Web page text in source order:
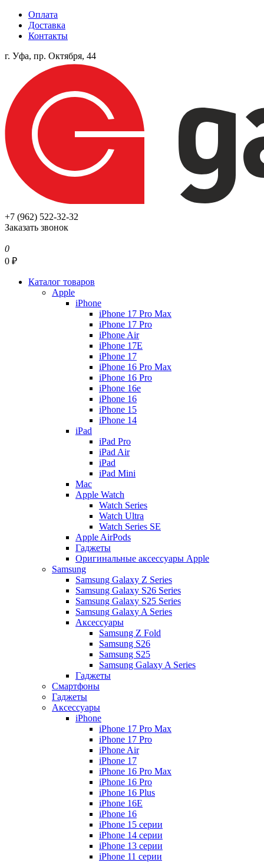
Оплата
Доставка
Контакты
г. Уфа, пр. Октября, 44
+7 (962) 522-32-32
Заказать звонок
0
0 ₽
Каталог товаров
Apple
iPhone
iPhone 17 Pro Max
iPhone 17 Pro
iPhone Air
iPhone 17E
iPhone 17
iPhone 16 Pro Max
iPhone 16 Pro
iPhone 16e
iPhone 16
iPhone 15
iPhone 14
iPad
iPad Pro
iPad Air
iPad
iPad Mini
Mac
Apple Watch
Watch Series
Watch Ultra
Watch Series SE
Apple AirPods
Гаджеты
Оригинальные аксессуары Apple
Samsung
Samsung Galaxy Z Series
Samsung Galaxy S26 Series
Samsung Galaxy S25 Series
Samsung Galaxy A Series
Аксессуары
Samsung Z Fold
Samsung S26
Samsung S25
Samsung Galaxy A Series
Гаджеты
Смартфоны
Гаджеты
Аксессуары
iPhone
iPhone 17 Pro Max
iPhone 17 Pro
iPhone Air
iPhone 17
iPhone 16 Pro Max
iPhone 16 Pro
iPhone 16 Plus
iPhone 16E
iPhone 16
iPhone 15 серии
iPhone 14 серии
iPhone 13 серии
iPhone 11 серии